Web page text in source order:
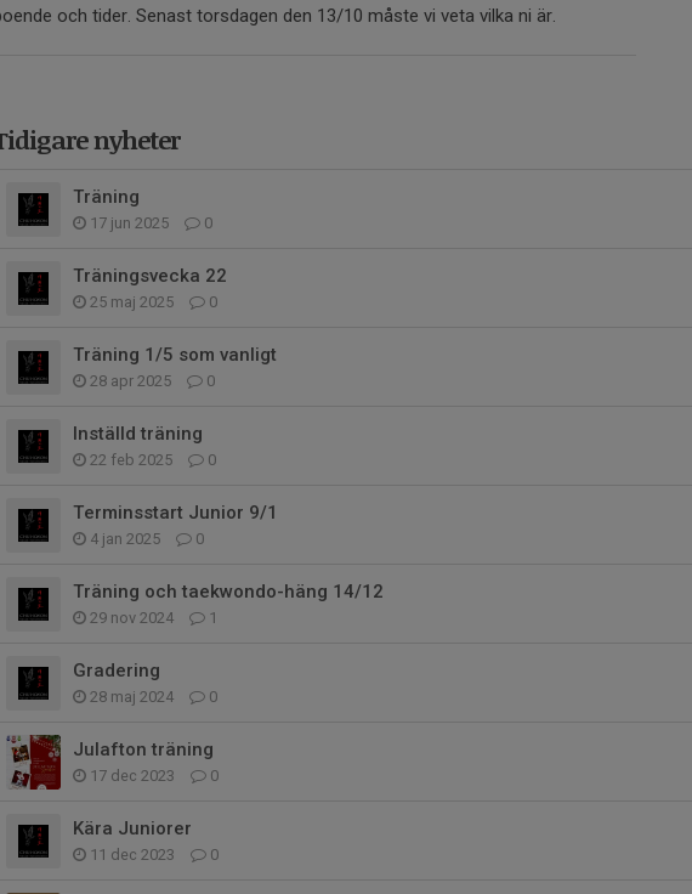
och tider. Senast torsdagen den 13/10 måste vi veta vilka ni är.
nyheter
Träning
17 jun 2025 0
Träningsvecka 22
25 maj 2025 0
Träning 1/5 som vanligt
28 apr 2025 0
Inställd träning
22 feb 2025 0
Terminsstart Junior 9/1
4 jan 2025 0
Träning och taekwondo-häng 14/12
29 nov 2024 1
Gradering
28 maj 2024 0
Julafton träning
17 dec 2023 0
Kära Juniorer
11 dec 2023 0